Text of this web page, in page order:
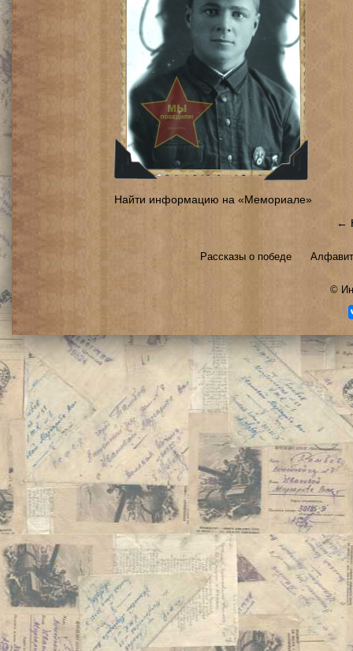
Найти информацию на «Мемориале»
←
Рассказы о победе
©